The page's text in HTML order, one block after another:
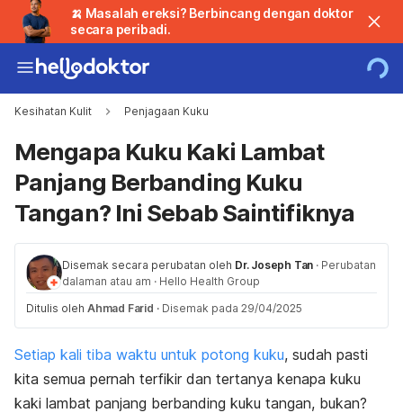
🍌 Masalah ereksi? Berbincang dengan doktor
secara peribadi.
Kesihatan Kulit Penjagaan Kuku
Mengapa Kuku Kaki Lambat
Panjang Berbanding Kuku
Tangan? Ini Sebab Saintifiknya
Disemak secara perubatan oleh Dr. Joseph Tan · Perubatan
dalaman atau am · Hello Health Group
Ditulis oleh Ahmad Farid · Disemak pada 29/04/2025
Setiap kali tiba waktu untuk potong kuku, sudah pasti
kita semua pernah terfikir dan tertanya kenapa kuku
kaki lambat panjang berbanding kuku tangan, bukan?